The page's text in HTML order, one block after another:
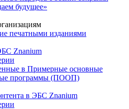
будущее»
печатными изданиями
Znanium
в Примерные основные
программы (ПООП)
в ЭБС Znanium